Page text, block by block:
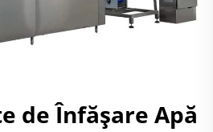
de Înfășare Apă